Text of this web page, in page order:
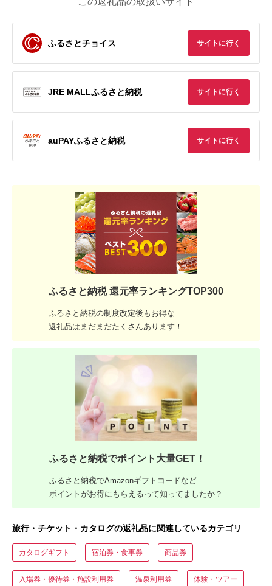
ふるさとチョイス サイトに行く
JRE MALLふるさと納税 サイトに行く
auPAYふるさと納税 サイトに行く
ふるさと納税 還元率ランキングTOP300
ふるさと納税の制度改定後もお得な
返礼品はまだまだたくさんあります！
ふるさと納税でポイント大量GET！
ふるさと納税でAmazonギフトコードなど
ポイントがお得にもらえるって知ってましたか？
旅行・チケット・カタログの返礼品に関連しているカテゴリ
カタログギフト 宿泊券・食事券 商品券
入場券・優待券・施設利用券 温泉利用券 体験・ツアー